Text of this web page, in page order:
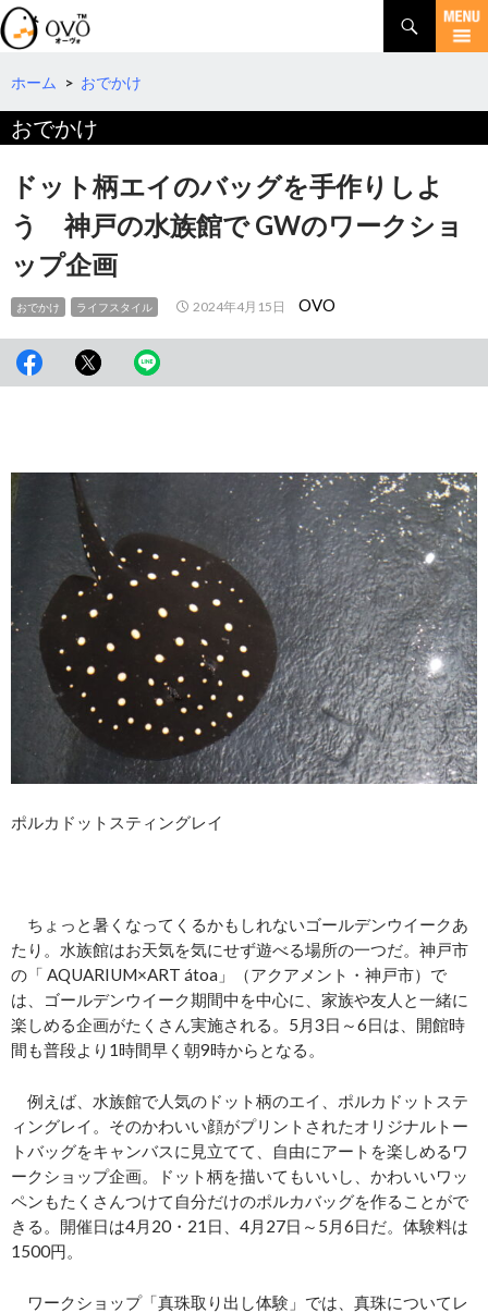
検
索
コ
テ
ツ
へ
ホーム > おでかけ
おでかけ
ドット柄エイのバッグを手作りしよ
う 神戸の水族館で GWのワークショ
ップ企画
おでかけ ライフスタイル 2024年4月15日 OVO
ポルカドットスティングレイ
ちょっと暑くなってくるかもしれないゴールデンウイークあ
たり。水族館はお天気を気にせず遊べる場所の一つだ。神戸市
の「 AQUARIUM×ART átoa」（アクアメント・神戸市）で
は、ゴールデンウイーク期間中を中心に、家族や友人と一緒に
楽しめる企画がたくさん実施される。5月3日～6日は、開館時
間も普段より1時間早く朝9時からとなる。
例えば、水族館で人気のドット柄のエイ、ポルカドットステ
ィングレイ。そのかわいい顔がプリントされたオリジナルトー
トバッグをキャンバスに見立てて、自由にアートを楽しめるワ
ークショップ企画。ドット柄を描いてもいいし、かわいいワッ
ペンもたくさんつけて自分だけのポルカバッグを作ることがで
きる。開催日は4月20・21日、4月27日～5月6日だ。体験料は
1500円。
ワークショップ「真珠取り出し体験」では、真珠についてレ